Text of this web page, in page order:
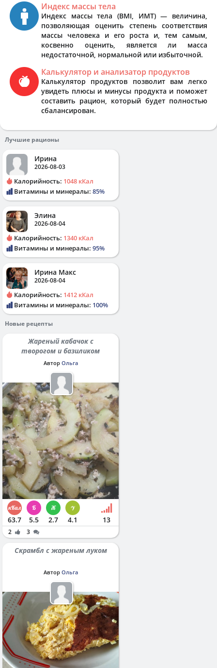
Индекс массы тела
Индекс массы тела (BMI, ИМТ) — величина,
позволяющая оценить степень соответствия
массы человека и его роста и, тем самым,
косвенно оценить, является ли масса
недостаточной, нормальной или избыточной.
Калькулятор и анализатор продуктов
Калькулятор продуктов позволит вам легко
увидеть плюсы и минусы продукта и поможет
составить рацион, который будет полностью
сбалансирован.
Лучшие рационы
Ирина
2026-08-03
Калорийность: 1048 кКал
Витамины и минералы: 85%
Элина
2026-08-04
Калорийность: 1340 кКал
Витамины и минералы: 95%
Ирина Макс
2026-08-04
Калорийность: 1412 кКал
Витамины и минералы: 100%
Новые рецепты
Жареный кабачок с
творогом и базиликом
Автор Ольга
63.7 5.5 2.7 4.1 13
2 3
Скрамбл с жареным луком
Автор Ольга